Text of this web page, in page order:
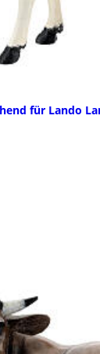
für Lando